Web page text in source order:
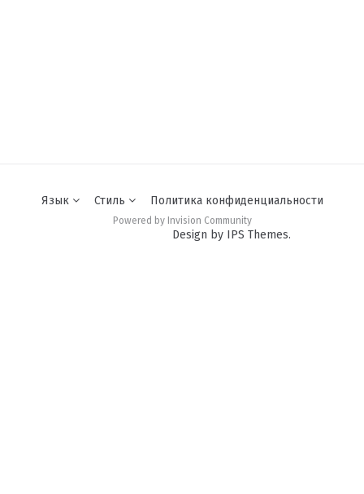
Язык Стиль Политика конфиденциальности
Powered by Invision Community
Design by IPS Themes.